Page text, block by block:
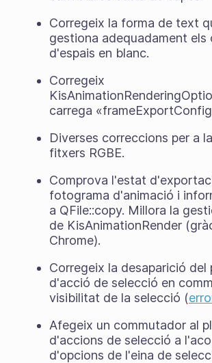
Corregeix la forma de text
gestiona adequadament els
d'espais en blanc.
Corregeix
carrega
Diverses correccions per a
fitxers RGBE.
Comprova l'estat
fotograma d'animació i
a QFile::copy. Millora la
de KisAnimationRender
Chrome).
Corregeix la desaparició del
d'acció de selecció en
visibilitat de la selecció (
Afegeix un commutador al
d'accions de selecció a
d'opcions de l'eina de